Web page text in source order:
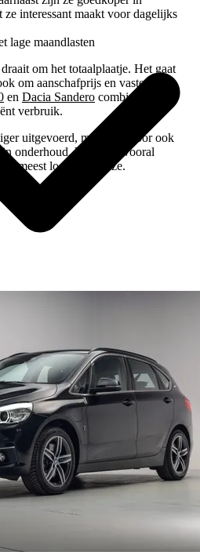
interessant maakt voor dagelijks
lage maandlasten
om het totaalplaatje. Het gaat
om aanschafprijs en vaste lasten.
en Dacia Sandero combineren een
verbruik.
uitgevoerd, maar daardoor ook
onderhoud. Voor wie vooral
meest logische keuze.